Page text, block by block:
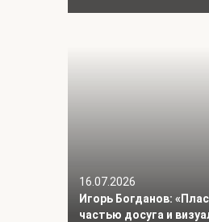
16.07.2026
Игорь Богданов:
частью досуга и